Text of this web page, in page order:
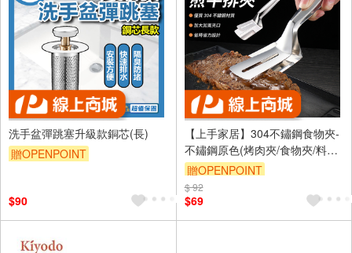
洗手盆彈跳塞升級款銅芯(長)
贈OPENPOINT
$90
【上手家居】304不鏽鋼食物夾-
不鏽鋼原色(烤肉夾/食物夾/料理
夾/食品夾/煎魚鏟/牛排夾/煎鏟夾/
燒烤夾)
贈OPENPOINT
訂單滿999享9折
$ 92
$69